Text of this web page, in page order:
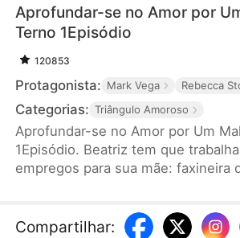
Aprofundar-se no Amor por
Terno 1Episódio
120853
Protagonista: Mark Vega Rebecca
Categorias: Triângulo Amoroso
Aprofundar-se no Amor por Um
1Episódio. Beatriz tem que
empregos para sua mãe: faxineira
recuperar seu "poder do homem".
Compartilhar: